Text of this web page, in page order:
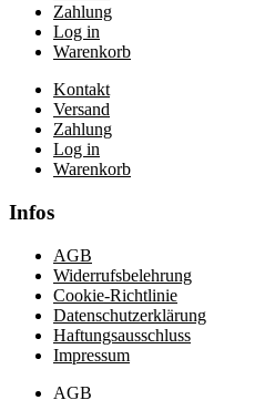
Zahlung
Log in
Warenkorb
Kontakt
Versand
Zahlung
Log in
Warenkorb
Infos
AGB
Widerrufsbelehrung
Cookie-Richtlinie
Datenschutzerklärung
Haftungsausschluss
Impressum
AGB